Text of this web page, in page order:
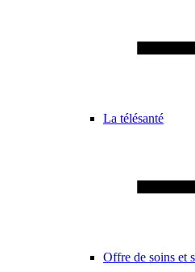
La télésanté
Offre de soins et